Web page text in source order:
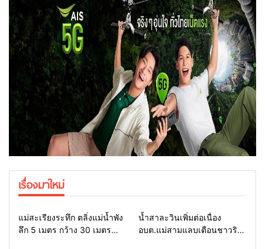
เรื่องมาใหม่
Home รอบรั้วทั่วไทย
แม่สะเรียงระทึก ตลิ่งแม่น้ำพัง
ลึก 5 เมตร กว้าง 30 เมตร
Home รอบรั้วทั่วไทย
น้ำสาละวินเพิ่มต่อเนื่อง
อบต.แม่สามแลบเตือนชาวริม